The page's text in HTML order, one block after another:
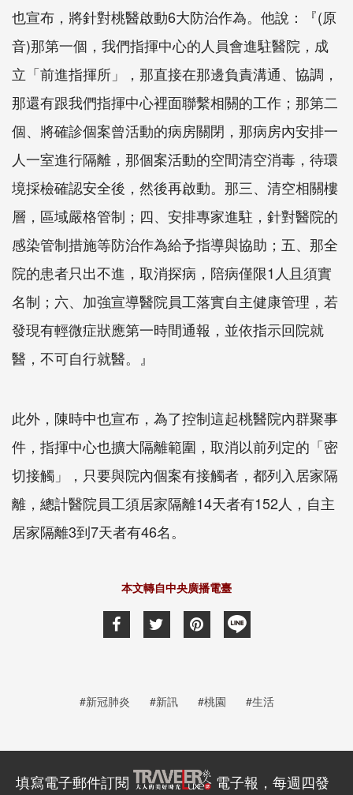
也宣布，將針對桃醫啟動6大防治作為。他說：『(原
音)那第一個，我們指揮中心的人員會進駐醫院，成
立「前進指揮所」，那直接在那邊負責溝通、協調，
那還有跟我們指揮中心裡面聯繫相關的工作；那第二
個、將確診個案曾活動的病房關閉，那病房內安排一
人一室進行隔離，那個案活動的空間清空消毒，待環
境採檢確認安全後，然後再啟動。那三、清空相關樓
層，區域嚴格管制；四、安排專家進駐，針對醫院的
感染管制措施等防治作為給予指導與協助；五、那全
院的患者只出不進，取消探病，陪病僅限1人且須實
名制；六、加強宣導醫院員工落實自主健康管理，若
發現有輕微症狀應第一時間通報，並依指示回院就
醫，不可自行就醫。』
此外，陳時中也宣布，為了控制這起桃醫院內群聚事
件，指揮中心也擴大隔離範圍，取消以前列定的「密
切接觸」，只要與院內個案有接觸者，都列入居家隔
離，總計醫院員工須居家隔離14天者有152人，自主
居家隔離3到7天者有46名。
本文轉自中央廣播電臺
#新冠肺炎 #新訊 #桃園 #生活
填寫電子郵件訂閱
電子報，每週四發